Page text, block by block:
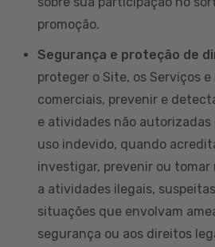
promoção.
Segurança e proteção de
proteger o Site, os Serviços
comerciais, prevenir e
e atividades não
uso indevido, quando
investigar, prevenir ou tomar
a atividades ilegais,
situações que envolvam
segurança ou aos direitos